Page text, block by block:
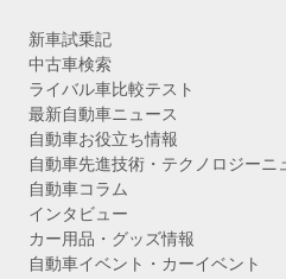
新車試乗記
中古車検索
ライバル車比較テスト
最新自動車ニュース
自動車お役立ち情報
自動車先進技術・テクノロジーニ
自動車コラム
インタビュー
カー用品・グッズ情報
自動車イベント・カーイベント